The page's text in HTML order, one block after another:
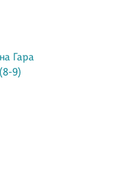
Гара
9)